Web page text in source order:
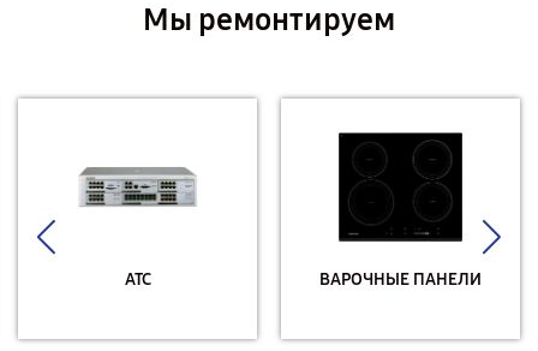
Мы ремонтируем
АТС ВАРОЧНЫЕ ПАНЕЛИ